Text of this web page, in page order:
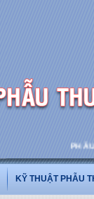
PHẪU
KỸ THUẬT PHẪU